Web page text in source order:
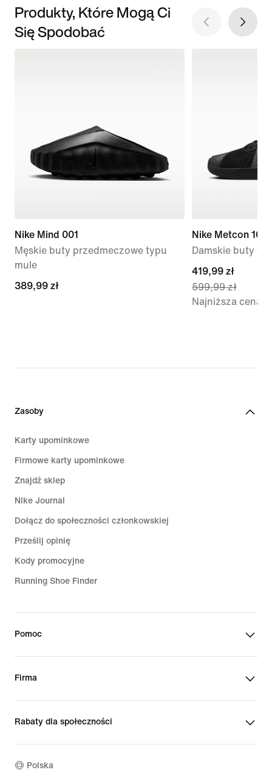
Produkty, Które Mogą Ci
Się Spodobać
Nike Mind 001
Męskie buty przedmeczowe typu
mule
389,99 zł
389,99 zł
Nike Metcon 10
Damskie buty
current
price
419,99 zł,
419,99 zł
599,99 zł
Najniższa cena
Zasoby
Karty upominkowe
Firmowe karty upominkowe
Znajdź sklep
Nike Journal
Dołącz do społeczności członkowskiej
Prześlij opinię
Kody promocyjne
Running Shoe Finder
Pomoc
Firma
Rabaty dla społeczności
Polska